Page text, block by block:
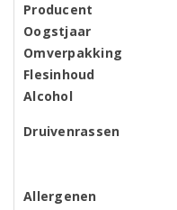
Producent
Oogstjaar
Omverpakking
Flesinhoud
Alcohol
Druivenrassen
Allergenen